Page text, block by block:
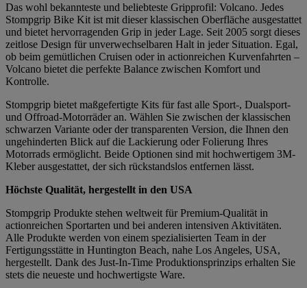
Das wohl bekannteste und beliebteste Gripprofil: Volcano. Jedes
Stompgrip Bike Kit ist mit dieser klassischen Oberfläche ausgestattet
und bietet hervorragenden Grip in jeder Lage. Seit 2005 sorgt dieses
zeitlose Design für unverwechselbaren Halt in jeder Situation. Egal,
ob beim gemütlichen Cruisen oder in actionreichen Kurvenfahrten –
Volcano bietet die perfekte Balance zwischen Komfort und
Kontrolle.
Stompgrip bietet maßgefertigte Kits für fast alle Sport-, Dualsport-
und Offroad-Motorräder an. Wählen Sie zwischen der klassischen
schwarzen Variante oder der transparenten Version, die Ihnen den
ungehinderten Blick auf die Lackierung oder Folierung Ihres
Motorrads ermöglicht. Beide Optionen sind mit hochwertigem 3M-
Kleber ausgestattet, der sich rückstandslos entfernen lässt.
Höchste Qualität, hergestellt in den USA
Stompgrip Produkte stehen weltweit für Premium-Qualität in
actionreichen Sportarten und bei anderen intensiven Aktivitäten.
Alle Produkte werden von einem spezialisierten Team in der
Fertigungsstätte in Huntington Beach, nahe Los Angeles, USA,
hergestellt. Dank des Just-In-Time Produktionsprinzips erhalten Sie
stets die neueste und hochwertigste Ware.